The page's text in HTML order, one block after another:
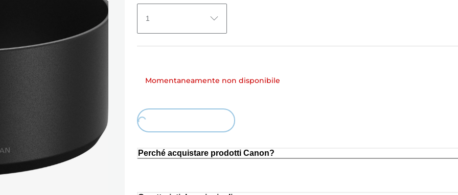
1
Momentaneamente non disponibile
Loading...
Perché acquistare prodotti Canon?